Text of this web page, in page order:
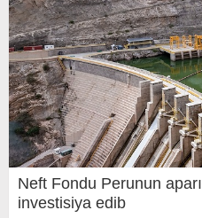
Neft Fondu Perunun
investisiya edib